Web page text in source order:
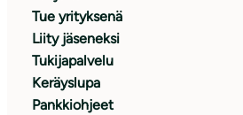
Tue yrityksenä
Liity jäseneksi
Tukijapalvelu
Keräyslupa
Pankkiohjeet